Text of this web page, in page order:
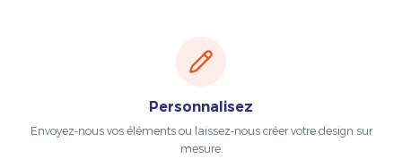
Personnalisez
Envoyez-nous vos éléments ou laissez-nous créer votre design sur
mesure.